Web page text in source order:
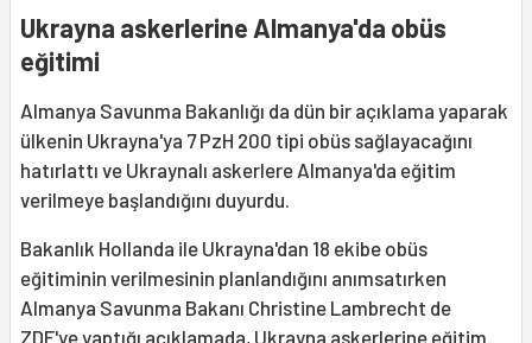
Ukrayna askerlerine Almanya'da obüs
eğitimi
Almanya Savunma Bakanlığı da dün bir açıklama yaparak
ülkenin Ukrayna'ya 7 PzH 200 tipi obüs sağlayacağını
hatırlattı ve Ukraynalı askerlere Almanya'da eğitim
verilmeye başlandığını duyurdu.
Bakanlık Hollanda ile Ukrayna'dan 18 ekibe obüs
eğitiminin verilmesinin planlandığını anımsatırken
Almanya Savunma Bakanı Christine Lambrecht de
ZDF'ye yaptığı açıklamada, Ukrayna askerlerine eğitim